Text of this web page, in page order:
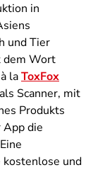
in
und Tier
dem Wort
laToxFox
Scanner, mit
Produkts
App die
kostenlose und